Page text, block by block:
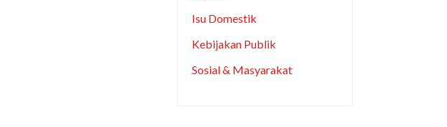
Isu Domestik
Kebijakan Publik
Sosial & Masyarakat